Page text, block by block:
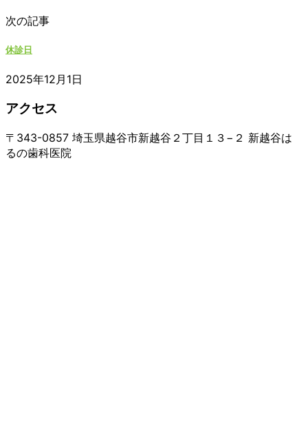
次の記事
休診日
2025年12月1日
アクセス
〒343-0857 埼玉県越谷市新越谷２丁目１３−２ 新越谷は
るの歯科医院